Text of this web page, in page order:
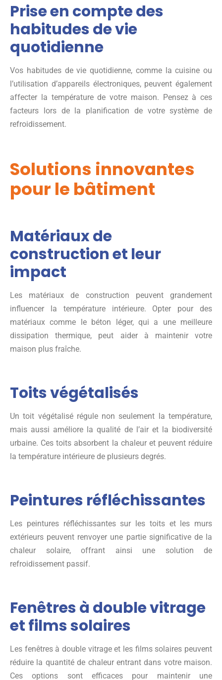
Prise en compte des
habitudes de vie
quotidienne
Vos habitudes de vie quotidienne, comme la cuisine ou
l’utilisation d’appareils électroniques, peuvent également
affecter la température de votre maison. Pensez à ces
facteurs lors de la planification de votre système de
refroidissement.
Solutions innovantes
pour le bâtiment
Matériaux de
construction et leur
impact
Les matériaux de construction peuvent grandement
influencer la température intérieure. Opter pour des
matériaux comme le béton léger, qui a une meilleure
dissipation thermique, peut aider à maintenir votre
maison plus fraîche.
Toits végétalisés
Un toit végétalisé régule non seulement la température,
mais aussi améliore la qualité de l’air et la biodiversité
urbaine. Ces toits absorbent la chaleur et peuvent réduire
la température intérieure de plusieurs degrés.
Peintures réfléchissantes
Les peintures réfléchissantes sur les toits et les murs
extérieurs peuvent renvoyer une partie significative de la
chaleur solaire, offrant ainsi une solution de
refroidissement passif.
Fenêtres à double vitrage
et films solaires
Les fenêtres à double vitrage et les films solaires peuvent
réduire la quantité de chaleur entrant dans votre maison.
Ces options sont efficaces pour maintenir une